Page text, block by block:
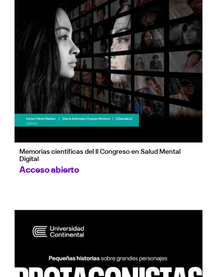
Memorias científicas del II Congreso en Salud Mental
Digital
Acceso abierto